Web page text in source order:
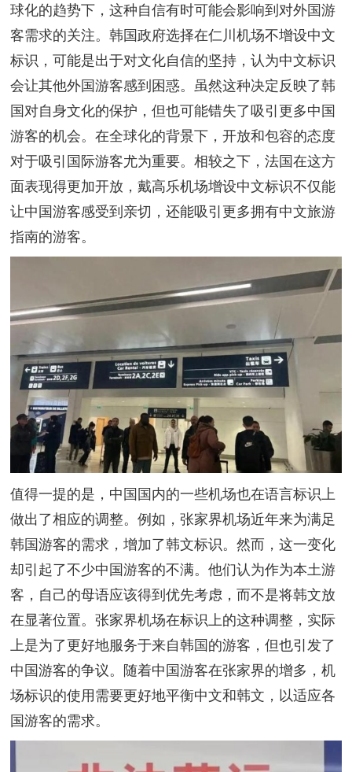
球化的趋势下，这种自信有时可能会影响到对外国游
客需求的关注。韩国政府选择在仁川机场不增设中文
标识，可能是出于对文化自信的坚持，认为中文标识
会让其他外国游客感到困惑。虽然这种决定反映了韩
国对自身文化的保护，但也可能错失了吸引更多中国
游客的机会。在全球化的背景下，开放和包容的态度
对于吸引国际游客尤为重要。相较之下，法国在这方
面表现得更加开放，戴高乐机场增设中文标识不仅能
让中国游客感受到亲切，还能吸引更多拥有中文旅游
指南的游客。
值得一提的是，中国国内的一些机场也在语言标识上
做出了相应的调整。例如，张家界机场近年来为满足
韩国游客的需求，增加了韩文标识。然而，这一变化
却引起了不少中国游客的不满。他们认为作为本土游
客，自己的母语应该得到优先考虑，而不是将韩文放
在显著位置。张家界机场在标识上的这种调整，实际
上是为了更好地服务于来自韩国的游客，但也引发了
中国游客的争议。随着中国游客在张家界的增多，机
场标识的使用需要更好地平衡中文和韩文，以适应各
国游客的需求。